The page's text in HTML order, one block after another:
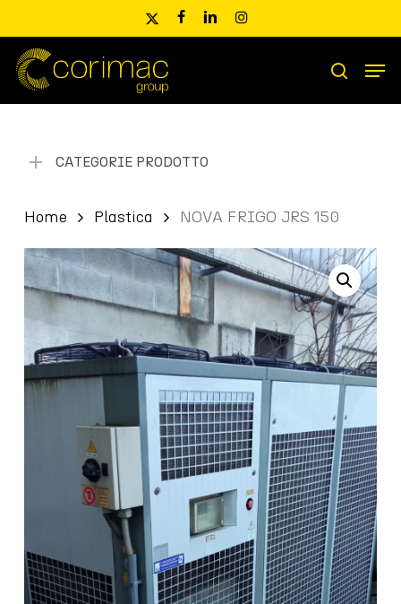
main
content
x-
facebooklinkedininstagram
Ricerca
prodotti
search
CATEGORIE PRODOTTO
Home Plastica NOVA FRIGO JRS 150